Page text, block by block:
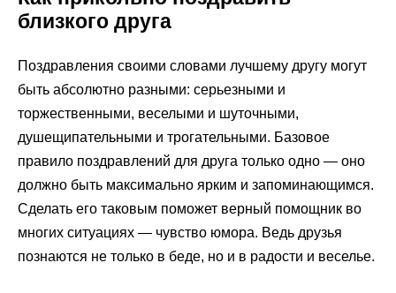
близкого друга
Поздравления своими словами лучшему другу могут
быть абсолютно разными: серьезными и
торжественными, веселыми и шуточными,
душещипательными и трогательными. Базовое
правило поздравлений для друга только одно — оно
должно быть максимально ярким и запоминающимся.
Сделать его таковым поможет верный помощник во
многих ситуациях — чувство юмора. Ведь друзья
познаются не только в беде, но и в радости и веселье.